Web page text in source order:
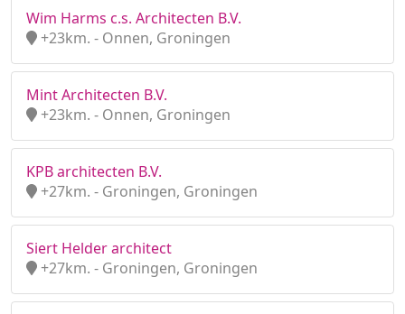
Wim Harms c.s. Architecten B.V.
+23km. - Onnen, Groningen
Mint Architecten B.V.
+23km. - Onnen, Groningen
KPB architecten B.V.
+27km. - Groningen, Groningen
Siert Helder architect
+27km. - Groningen, Groningen